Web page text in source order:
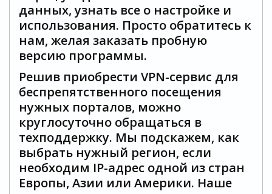
данных, узнать все о настройке и
использования. Просто обратитесь к
нам, желая заказать пробную
версию программы.
Решив приобрести VPN-сервис для
беспрепятственного посещения
нужных порталов, можно
круглосуточно обращаться в
техподдержку. Мы подскажем, как
выбрать нужный регион, если
необходим IP-адрес одной из стран
Европы, Азии или Америки. Наше